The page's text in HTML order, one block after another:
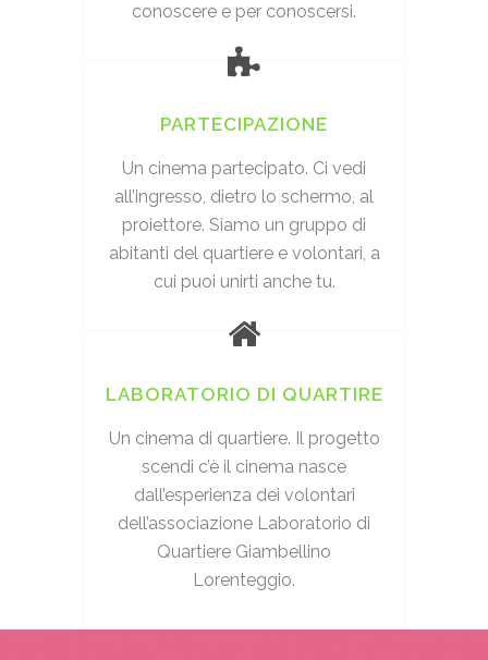
conoscere e per conoscersi.
PARTECIPAZIONE
Un cinema partecipato. Ci vedi
all’ingresso, dietro lo schermo, al
proiettore. Siamo un gruppo di
abitanti del quartiere e volontari, a
cui puoi unirti anche tu.
LABORATORIO DI QUARTIRE
Un cinema di quartiere. Il progetto
scendi c’è il cinema nasce
dall’esperienza dei volontari
dell’associazione Laboratorio di
Quartiere Giambellino
Lorenteggio.